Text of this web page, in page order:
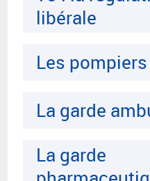
libérale
Les pompiers
La garde
La garde